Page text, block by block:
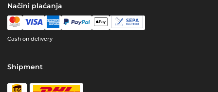
Načini plaćanja
Cash on delivery
Shipment